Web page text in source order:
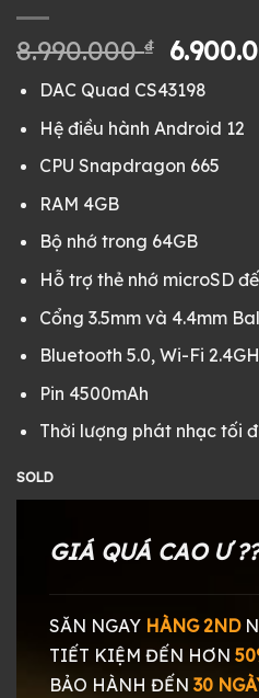
8.990.000₫
Giá
gốc
là:
DAC Quad CS43198
Hệ điều hành Android 12
CPU Snapdragon 665
RAM 4GB
Bộ nhớ trong 64GB
Hỗ trợ thẻ nhớ microSD
Cổng 3.5mm và 4.4mm
Bluetooth 5.0, Wi-Fi
Pin 4500mAh
Thời lượng phát nhạc tối
SOLD
GIÁ QUÁ CAO Ư
SĂN NGAY HÀNG 2ND
TIẾT KIỆM ĐẾN HƠN
BẢO HÀNH ĐẾN 30